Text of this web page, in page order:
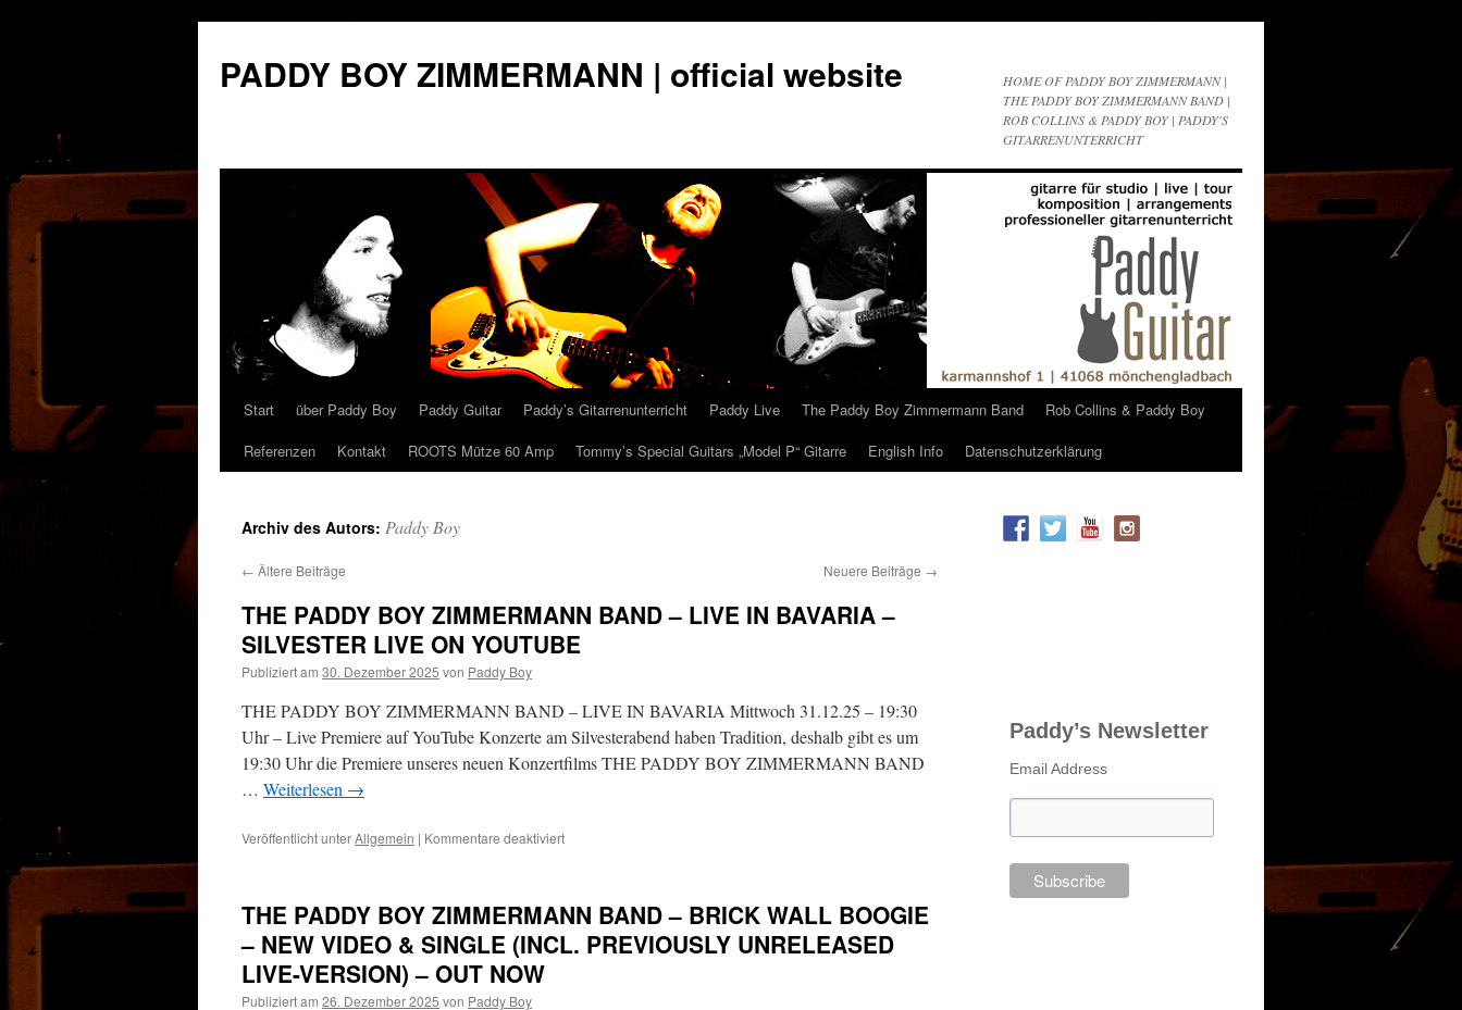
PADDY BOY ZIMMERMANN | official website
HOME OF PADDY BOY ZIMMERMANN |
THE PADDY BOY ZIMMERMANN BAND |
ROB COLLINS & PADDY BOY | PADDY'S
GITARRENUNTERRICHT
Springe
zum
Start über Paddy Boy Paddy Guitar Paddy’s Gitarrenunterricht Paddy Live The Paddy Boy Zimmermann Band
Rob Collins & Paddy Boy
Referenzen
Kontakt ROOTS Mütze 60 Amp Tommy’s Special Guitars „Model P“ Gitarre English Info Datenschutzerklärung
Archiv des Autors: Paddy Boy
← Ältere Beiträge Neuere Beiträge →
THE PADDY BOY ZIMMERMANN BAND – LIVE IN BAVARIA –
SILVESTER LIVE ON YOUTUBE
Publiziert am 30. Dezember 2025 von Paddy Boy
THE PADDY BOY ZIMMERMANN BAND – LIVE IN BAVARIA Mittwoch 31.12.25 – 19:30
Uhr – Live Premiere auf YouTube Konzerte am Silvesterabend haben Tradition, deshalb gibt es um
19:30 Uhr die Premiere unseres neuen Konzertfilms THE PADDY BOY ZIMMERMANN BAND
… Weiterlesen →
Veröffentlicht unterAllgemein | Kommentare deaktiviert
ZIMMERMANN
BAND
–
THE PADDY BOY ZIMMERMANN BAND – BRICK WALL BOOGIE
– NEW VIDEO & SINGLE (INCL. PREVIOUSLY UNRELEASED
LIVE-VERSION) – OUT NOW
Publiziert am 26. Dezember 2025 von Paddy Boy
Paddy’s Newsletter
Email Address